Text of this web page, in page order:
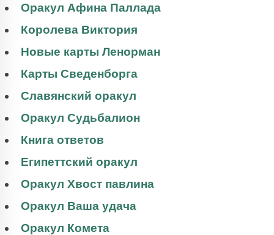
Оракул Афина Паллада
Королева Виктория
Новые карты Ленорман
Карты Сведенборга
Славянский оракул
Оракул Судьбалион
Книга ответов
Египеттский оракул
Оракул Хвост павлина
Оракул Ваша удача
Оракул Комета